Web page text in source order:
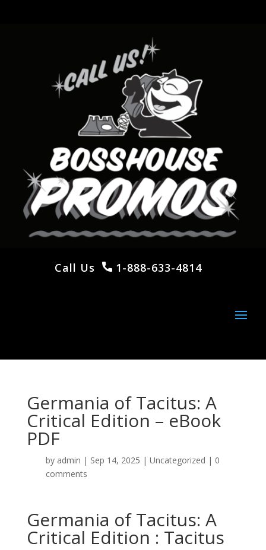
Call Us 1-888-633-4814
Germania of Tacitus: A
Critical Edition – eBook
PDF
by admin | Sep 14, 2025 | Uncategorized | 0
comments
Germania of Tacitus: A
Critical Edition : Tacitus